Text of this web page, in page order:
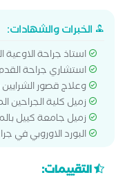
الخبرات والشهادات:
استاذ جراحة
استشاري جراحة
وعلاج قصور
زميل كلية الجراحين
زميل جامعة كييل
البورد الاوروبي في
التقييمات: